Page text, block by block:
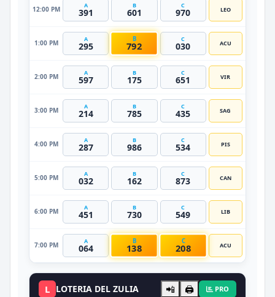
12:00 PM A
391
B
601
C
970 LEO
1:00 PM A
295
B
792
C
030 ACU
2:00 PM A
597
B
175
C
651 VIR
3:00 PM A
214
B
785
C
435 SAG
4:00 PM A
287
B
986
C
534 PIS
5:00 PM A
032
B
162
C
873 CAN
6:00 PM A
451
B
730
C
549 LIB
7:00 PM A
064
B
138
C
208 ACU
L LOTERIA DEL ZULIA 📲 🖨️ PRO